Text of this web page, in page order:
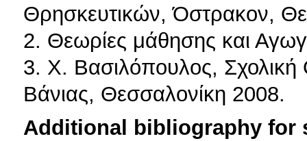
Θρησκευτικών, Όστρακον,
2. Θεωρίες μάθησης και
3. Χ. Βασιλόπουλος,
Βάνιας, Θεσσαλονίκη 2008.
Additional bibliography for